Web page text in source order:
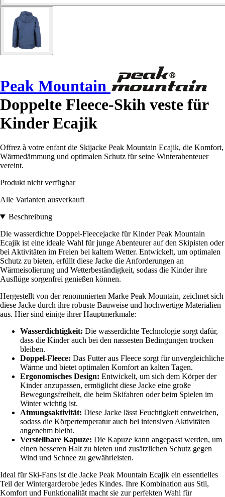
Peak Mountain
Doppelte Fleece-Skih veste für
Kinder Ecajik
Offrez à votre enfant die Skijacke Peak Mountain Ecajik, die Komfort,
Wärmedämmung und optimalen Schutz für seine Winterabenteuer
vereint.
Produkt nicht verfügbar
Alle Varianten ausverkauft
Beschreibung
Die wasserdichte Doppel-Fleecejacke für Kinder Peak Mountain
Ecajik ist eine ideale Wahl für junge Abenteurer auf den Skipisten oder
bei Aktivitäten im Freien bei kaltem Wetter. Entwickelt, um optimalen
Schutz zu bieten, erfüllt diese Jacke die Anforderungen an
Wärmeisolierung und Wetterbeständigkeit, sodass die Kinder ihre
Ausflüge sorgenfrei genießen können.
Hergestellt von der renommierten Marke Peak Mountain, zeichnet sich
diese Jacke durch ihre robuste Bauweise und hochwertige Materialien
aus. Hier sind einige ihrer Hauptmerkmale:
Wasserdichtigkeit: Die wasserdichte Technologie sorgt dafür,
dass die Kinder auch bei den nassesten Bedingungen trocken
bleiben.
Doppel-Fleece: Das Futter aus Fleece sorgt für unvergleichliche
Wärme und bietet optimalen Komfort an kalten Tagen.
Ergonomisches Design: Entwickelt, um sich dem Körper der
Kinder anzupassen, ermöglicht diese Jacke eine große
Bewegungsfreiheit, die beim Skifahren oder beim Spielen im
Winter wichtig ist.
Atmungsaktivität: Diese Jacke lässt Feuchtigkeit entweichen,
sodass die Körpertemperatur auch bei intensiven Aktivitäten
angenehm bleibt.
Verstellbare Kapuze: Die Kapuze kann angepasst werden, um
einen besseren Halt zu bieten und zusätzlichen Schutz gegen
Wind und Schnee zu gewährleisten.
Ideal für Ski-Fans ist die Jacke Peak Mountain Ecajik ein essentielles
Teil der Wintergarderobe jedes Kindes. Ihre Kombination aus Stil,
Komfort und Funktionalität macht sie zur perfekten Wahl für